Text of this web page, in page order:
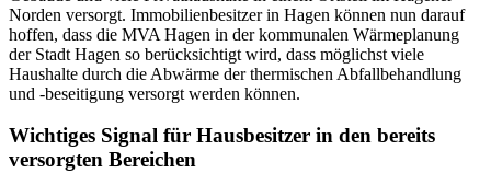
Norden versorgt. Immobilienbesitzer in Hagen können nun darauf
hoffen, dass die MVA Hagen in der kommunalen Wärmeplanung
der Stadt Hagen so berücksichtigt wird, dass möglichst viele
Haushalte durch die Abwärme der thermischen Abfallbehandlung
und -beseitigung versorgt werden können.
Wichtiges Signal für Hausbesitzer in den bereits
versorgten Bereichen